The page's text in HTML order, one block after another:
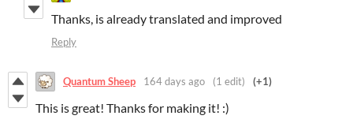
Thanks, is already translated and improved
Reply
Quantum Sheep 164 days ago (1 edit) (+1)
This is great! Thanks for making it! :)